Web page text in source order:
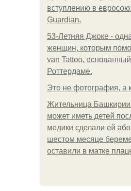
вступлению в
Guardian.
53-Летняя Джоке -
женщин, которым
van Tattoo,
Роттердаме.
Это не фотография, а
Жительница
может иметь детей
медики сделали ей
шестом месяце
оставили в матке